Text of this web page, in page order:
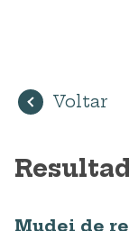
Voltar
Mudei de